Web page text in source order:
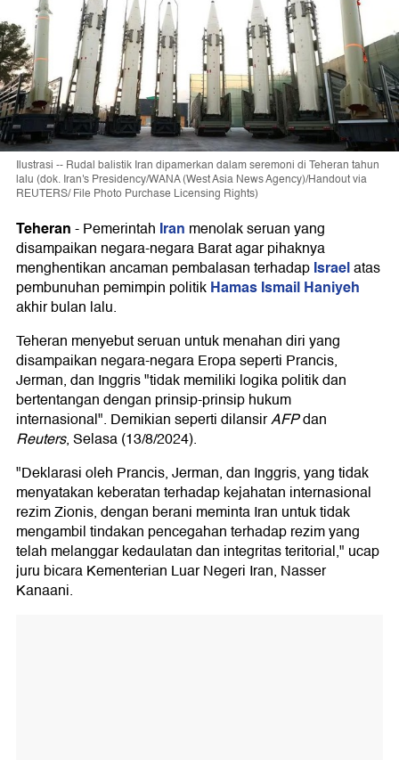
Ilustrasi -- Rudal balistik Iran dipamerkan dalam seremoni di Teheran tahun
lalu (dok. Iran's Presidency/WANA (West Asia News Agency)/Handout via
REUTERS/ File Photo Purchase Licensing Rights)
Teheran-Pemerintah Iran menolak seruan yang
disampaikan negara-negara Barat agar pihaknya
menghentikan ancaman pembalasan terhadapIsraelatas
pembunuhan pemimpin politikHamasIsmail Haniyeh
akhir bulan lalu.
Teheran menyebut seruan untuk menahan diri yang
disampaikan negara-negara Eropa seperti Prancis,
Jerman, dan Inggris "tidak memiliki logika politik dan
bertentangan dengan prinsip-prinsip hukum
internasional". Demikian seperti dilansirAFPdan
Reuters, Selasa (13/8/2024).
"Deklarasi oleh Prancis, Jerman, dan Inggris, yang tidak
menyatakan keberatan terhadap kejahatan internasional
rezim Zionis, dengan berani meminta Iran untuk tidak
mengambil tindakan pencegahan terhadap rezim yang
telah melanggar kedaulatan dan integritas teritorial," ucap
juru bicara Kementerian Luar Negeri Iran, Nasser
Kanaani.